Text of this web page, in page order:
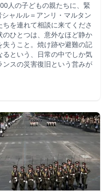
人の子どもの親たちに、緊
ャルル＝アンリ・マルタン
を連れて相談に来てくださ
ひとつは、意外なほど静か
うこと。焼け跡や避難の記
という、日常の中でしか気
スの災害復旧という営みが